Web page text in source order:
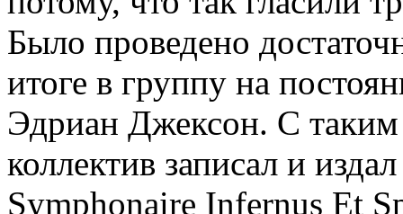
Было проведено
итоге в группу на
Эдриан Джексон. С
коллектив записал и
Symphonaire Infernus Et